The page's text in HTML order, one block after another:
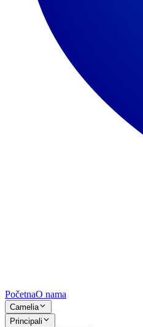
PočetnaO nama
Camelia
Principali